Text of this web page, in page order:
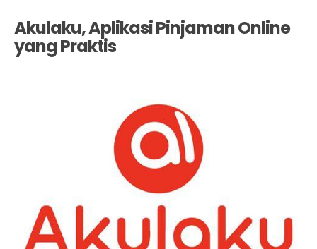
Akulaku, Aplikasi Pinjaman Online
yang Praktis